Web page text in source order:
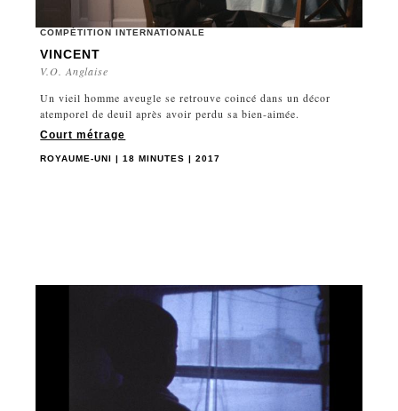
COMPÉTITION INTERNATIONALE
VINCENT
V.O. Anglaise
Un vieil homme aveugle se retrouve coincé dans un décor
atemporel de deuil après avoir perdu sa bien-aimée.
Court métrage
ROYAUME-UNI | 18 MINUTES | 2017